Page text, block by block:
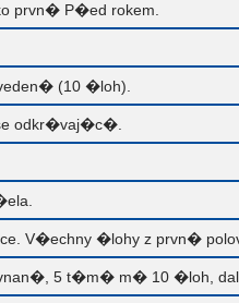
prvn� P�ed rokem.
(10 �loh).
odkr�vaj�c�.
V�echny �lohy z prvn�
5 t�m� m� 10 �loh,